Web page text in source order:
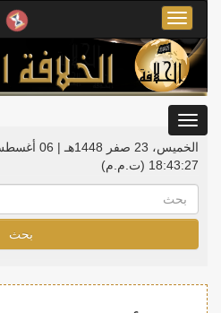
Toggle
navigation
الخميس، 23 صفر 1448هـ | 06 أغسطس 2026م |
18:43:28 (ت.م.م)
بحث